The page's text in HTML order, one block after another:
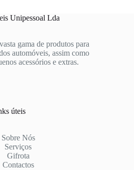
Unipessoal Lda
gama de produtos para
automóveis, assim como
acessórios e extras.
úteis
Sobre Nós
Serviços
Gifrota
Contactos